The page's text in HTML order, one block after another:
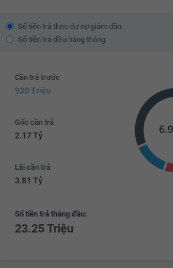
Số tiền trả theo dư nợ giảm dần
Số tiền trả đều hàng tháng
Cần trả trước
930 Triệu
Gốc cần trả
2.17 Tỷ
Lãi cần trả
3.81 Tỷ
Số tiền trả tháng đầu:
23.25 Triệu